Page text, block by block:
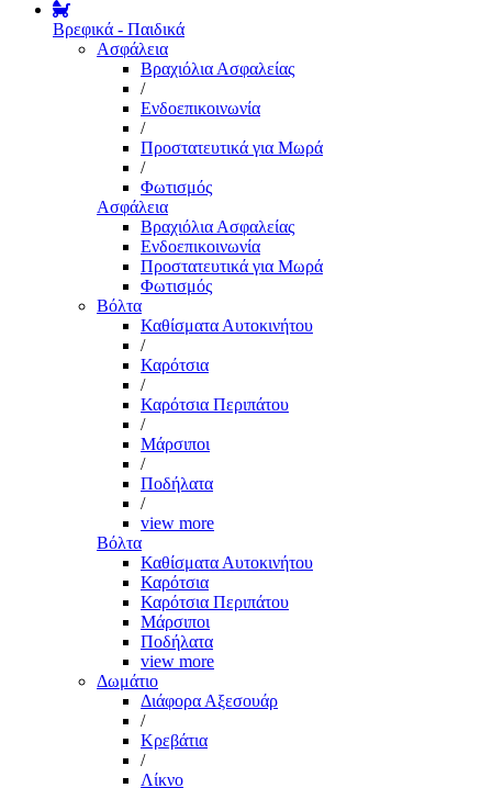
Βρεφικά - Παιδικά
Ασφάλεια
Βραχιόλια Ασφαλείας
/
Ενδοεπικοινωνία
/
Προστατευτικά για Μωρά
/
Φωτισμός
Ασφάλεια
Βραχιόλια Ασφαλείας
Ενδοεπικοινωνία
Προστατευτικά για Μωρά
Φωτισμός
Βόλτα
Καθίσματα Αυτοκινήτου
/
Καρότσια
/
Καρότσια Περιπάτου
/
Μάρσιποι
/
Ποδήλατα
/
view more
Βόλτα
Καθίσματα Αυτοκινήτου
Καρότσια
Καρότσια Περιπάτου
Μάρσιποι
Ποδήλατα
view more
Δωμάτιο
Διάφορα Αξεσουάρ
/
Κρεβάτια
/
Λίκνο